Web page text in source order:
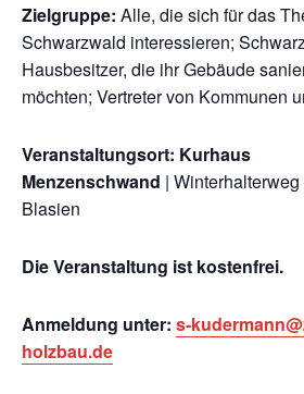
Zielgruppe: Alle, die sich für das
Schwarzwald interessieren;
Hausbesitzer, die ihr Gebäude
möchten; Vertreter von Kommunen
Veranstaltungsort: Kurhaus
Menzenschwand | Winterhalterweg
Blasien
Die Veranstaltung ist kostenfrei.
Anmeldung unter: s-
holzbau.de